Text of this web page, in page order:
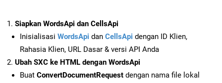
Siapkan WordsApi dan CellsApi
Inisialisasi WordsApi dan CellsApi dengan ID Klien,
Rahasia Klien, URL Dasar & versi API Anda
Ubah SXC ke HTML dengan WordsApi
Buat ConvertDocumentRequest dengan nama file lokal